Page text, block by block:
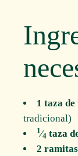
1 taza
tradicional)
1⁄4 taza
2